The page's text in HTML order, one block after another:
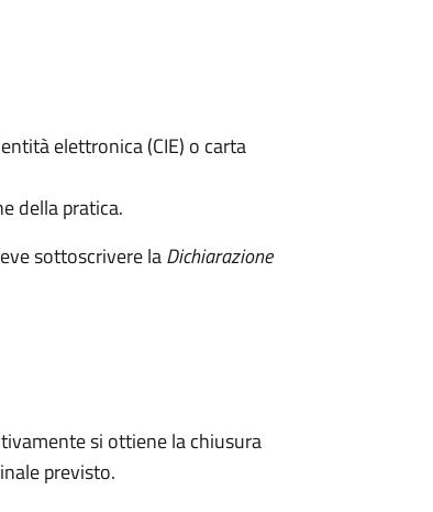
elettronica (CIE) o carta
della pratica.
sottoscrivere laDichiarazione
si ottiene la chiusura
previsto.